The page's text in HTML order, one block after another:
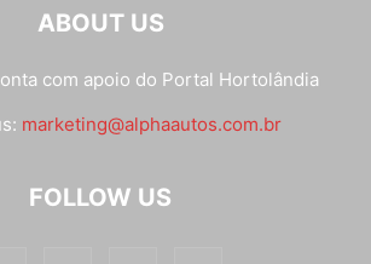
ABOUT US
com apoio do Portal Hortolândia
marketing@alphaautos.com.br
FOLLOW US